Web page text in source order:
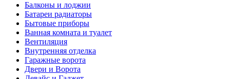
Балконы и лоджии
Батареи радиаторы‎
Бытовые приборы
Ванная комната и туалет
Вентиляция
Внутренняя отделка
Гаражные ворота
Двери и Ворота